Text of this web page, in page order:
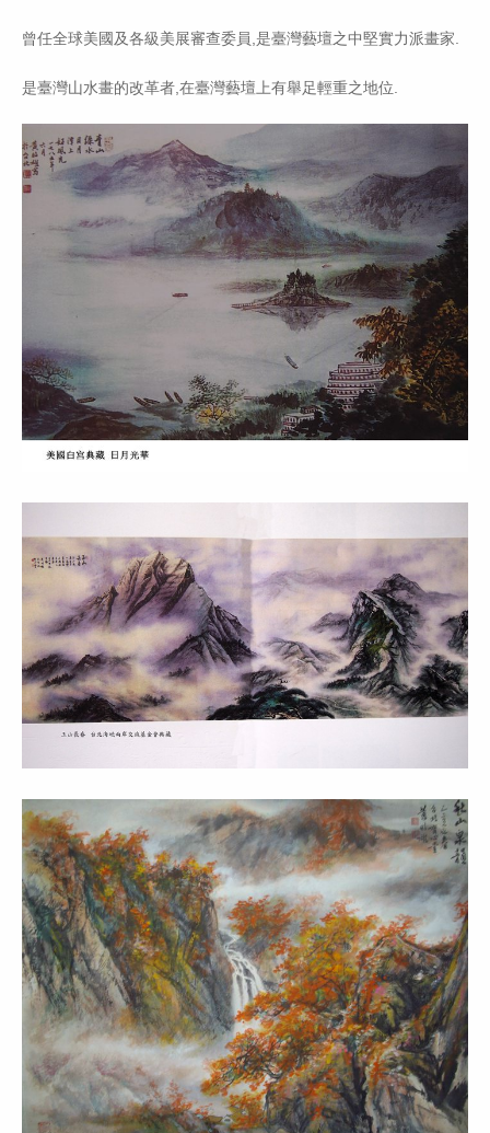
曾任全球美國及各級美展審查委員,是臺灣藝壇之中堅實力派畫家.
是臺灣山水畫的改革者,在臺灣藝壇上有舉足輕重之地位.